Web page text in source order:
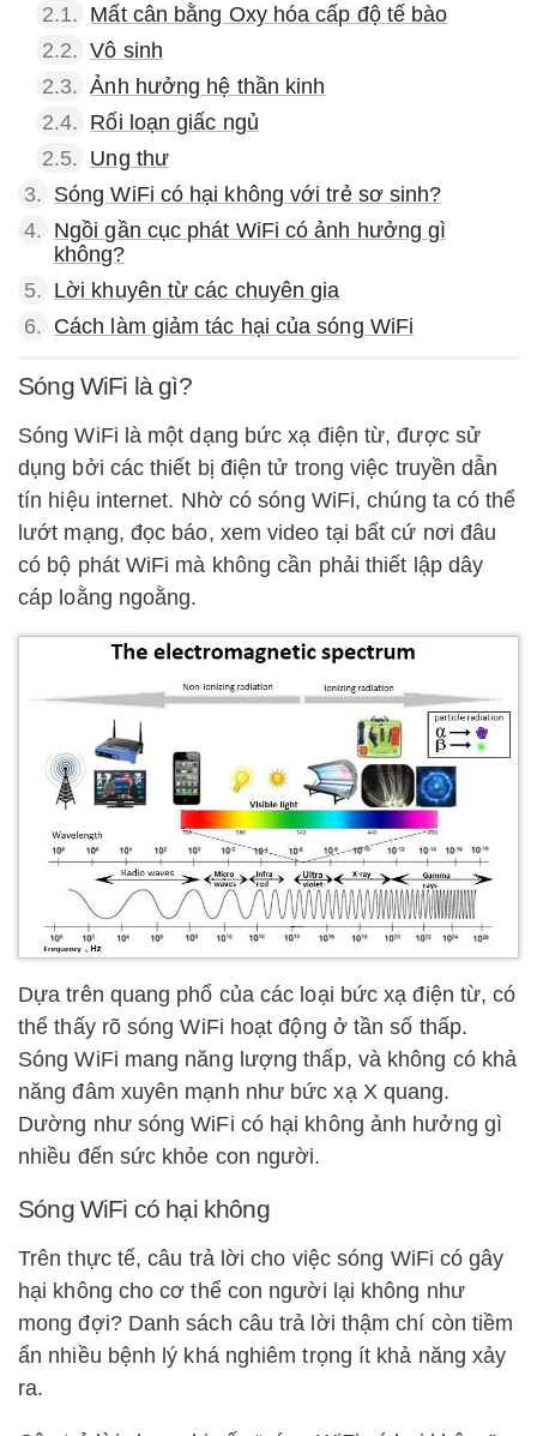
2.1. Mất cân bằng Oxy hóa cấp độ tế bào
2.2. Vô sinh
2.3. Ảnh hưởng hệ thần kinh
2.4. Rối loạn giấc ngủ
2.5. Ung thư
3. Sóng WiFi có hại không với trẻ sơ sinh?
4. Ngồi gần cục phát WiFi có ảnh hưởng gì
không?
5. Lời khuyên từ các chuyên gia
6. Cách làm giảm tác hại của sóng WiFi
Sóng WiFi là gì?
Sóng WiFi là một dạng bức xạ điện từ, được sử
dụng bởi các thiết bị điện tử trong việc truyền dẫn
tín hiệu internet. Nhờ có sóng WiFi, chúng ta có thể
lướt mạng, đọc báo, xem video tại bất cứ nơi đâu
có bộ phát WiFi mà không cần phải thiết lập dây
cáp loằng ngoằng.
Dựa trên quang phổ của các loại bức xạ điện từ, có
thể thấy rõ sóng WiFi hoạt động ở tần số thấp.
Sóng WiFi mang năng lượng thấp, và không có khả
năng đâm xuyên mạnh như bức xạ X quang.
Dường như sóng WiFi có hại không ảnh hưởng gì
nhiều đến sức khỏe con người.
Sóng WiFi có hại không
Trên thực tế, câu trả lời cho việc sóng WiFi có gây
hại không cho cơ thể con người lại không như
mong đợi? Danh sách câu trả lời thậm chí còn tiềm
ẩn nhiều bệnh lý khá nghiêm trọng ít khả năng xảy
ra.